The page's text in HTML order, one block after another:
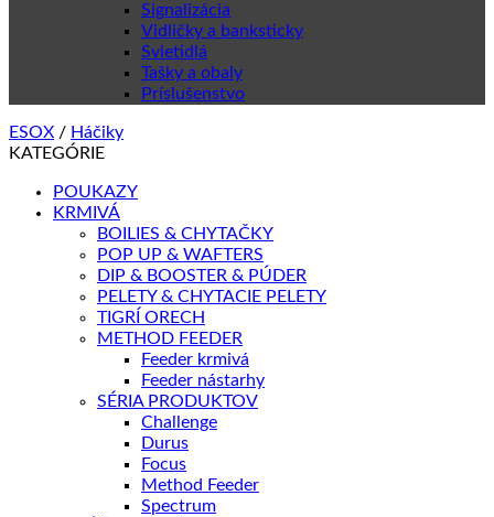
Signalizácia
Vidličky a banksticky
Svietidlá
Tašky a obaly
Príslušenstvo
ESOX / Háčiky
KATEGÓRIE
POUKAZY
KRMIVÁ
BOILIES & CHYTAČKY
POP UP & WAFTERS
DIP & BOOSTER & PÚDER
PELETY & CHYTACIE PELETY
TIGRÍ ORECH
METHOD FEEDER
Feeder krmivá
Feeder nástarhy
SÉRIA PRODUKTOV
Challenge
Durus
Focus
Method Feeder
Spectrum